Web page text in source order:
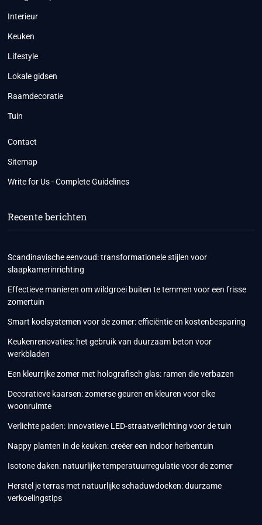
Interieur
Keuken
Lifestyle
Lokale gidsen
Raamdecoratie
Tuin
Contact
Sitemap
Write for Us - Complete Guidelines
Recente berichten
Scandinavische eenvoud: transformationele stijlen voor
slaapkamerinrichting
Effectieve manieren om wildgroei buiten te temmen voor een frisse
zomertuin
Smart koelsystemen voor de zomer: efficiëntie en kostenbesparing
Keukenrenovaties: het gebruik van duurzaam beton voor
werkbladen
Een kleurrijke zomer met holografisch glas: ramen die verbazen
Decoratieve kaarsen: zomerse geuren en kleuren voor elke
woonruimte
Verlichte paden: innovatieve LED-straatverlichting voor de tuin
Nappy planten in de keuken: creëer een indoor herbentuin
Isotone daken: natuurlijke temperatuurregulatie voor de zomer
Herstel je terras met natuurlijke schaduwdoeken: duurzame
verkoelingstips